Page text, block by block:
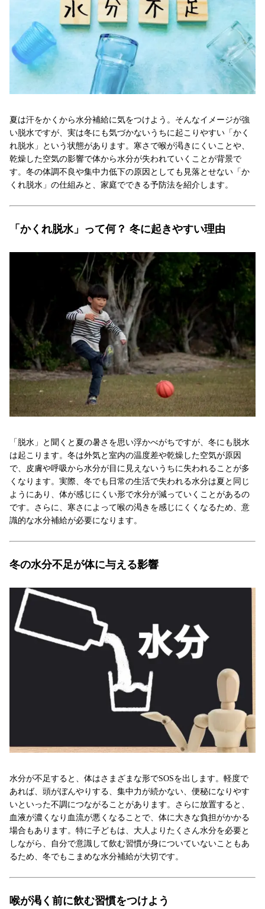
夏は汗をかくから水分補給に気をつけよう。そんなイメージが強
い脱水ですが、実は冬にも気づかないうちに起こりやすい「かく
れ脱水」という状態があります。寒さで喉が渇きにくいことや、
乾燥した空気の影響で体から水分が失われていくことが背景で
す。冬の体調不良や集中力低下の原因としても見落とせない「か
くれ脱水」の仕組みと、家庭でできる予防法を紹介します。
「かくれ脱水」って何？ 冬に起きやすい理由
「脱水」と聞くと夏の暑さを思い浮かべがちですが、冬にも脱水
は起こります。冬は外気と室内の温度差や乾燥した空気が原因
で、皮膚や呼吸から水分が目に見えないうちに失われることが多
くなります。実際、冬でも日常の生活で失われる水分は夏と同じ
ようにあり、体が感じにくい形で水分が減っていくことがあるの
です。さらに、寒さによって喉の渇きを感じにくくなるため、意
識的な水分補給が必要になります。
冬の水分不足が体に与える影響
水分が不足すると、体はさまざまな形でSOSを出します。軽度で
あれば、頭がぼんやりする、集中力が続かない、便秘になりやす
いといった不調につながることがあります。さらに放置すると、
血液が濃くなり血流が悪くなることで、体に大きな負担がかかる
場合もあります。特に子どもは、大人よりたくさん水分を必要と
しながら、自分で意識して飲む習慣が身についていないこともあ
るため、冬でもこまめな水分補給が大切です。
喉が渇く前に飲む習慣をつけよう